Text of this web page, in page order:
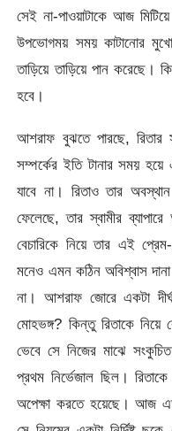
সেই না-পাওয়াটাকে আজ
উপভোগময় সময় কাটানোর
তাড়িয়ে তাড়িয়ে পান করেছে।
হবে।
আশরাফ বুঝতে পারছে, রিতার
সম্পর্কের ইতি টানার সময়
যাবে না। রিতাও তার
ফেলেছে, তার স্বামীর
বেচারিকে নিয়ে তার এই
মনেও এমন কঠিন অবিশ্বাস
না। আশরাফ জোরে একটা
মোহভঙ্গ? কিন্তু রিতাকে
ভেবে সে নিজের মাঝে
প্রথম নির্ভেজাল ছিল।
অপেক্ষা করতে হয়েছে। আজ